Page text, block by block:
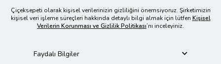
Çiçeksepeti olarak kişisel verilerinizin gizliliğini önemsiyoruz. Şirketimizin
kişisel veri işleme süreçleri hakkında detaylı bilgi almak için lütfen Kişisel
Verilerin Korunması ve Gizlilik Politikası’nı inceleyiniz.
Faydalı Bilgiler